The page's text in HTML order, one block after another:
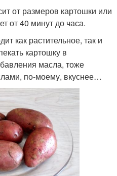
от размеров картошки или
от 40 минут до часа.
как растительное, так и
картошку в
масла, тоже
по-моему, вкуснее…